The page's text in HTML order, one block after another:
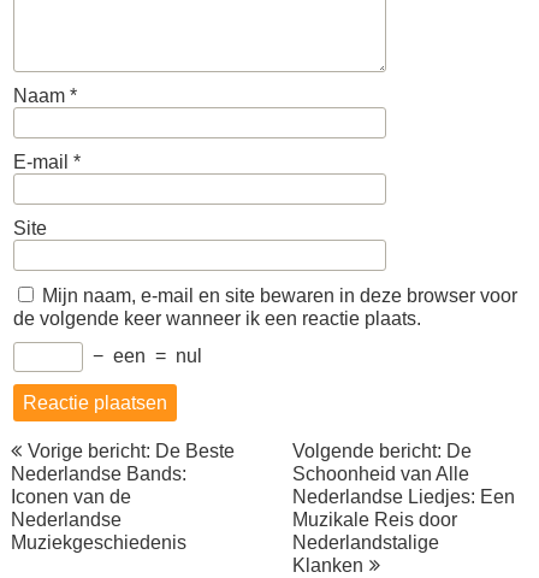
Naam *
E-mail *
Site
Mijn naam, e-mail en site bewaren in deze browser voor
de volgende keer wanneer ik een reactie plaats.
− een = nul
Berichtnavigatie
Vorige bericht: De Beste
Nederlandse Bands:
Iconen van de
Nederlandse
Muziekgeschiedenis
Volgende bericht: De
Schoonheid van Alle
Nederlandse Liedjes: Een
Muzikale Reis door
Nederlandstalige
Klanken